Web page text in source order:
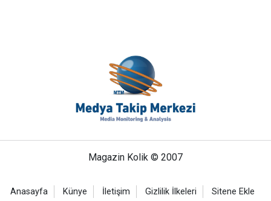
Magazin Kolik © 2007
Anasayfa Künye İletişim Gizlilik İlkeleri Sitene Ekle